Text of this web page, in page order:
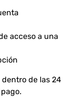
acceso a una
de las 24